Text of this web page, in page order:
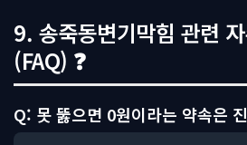
9. 송죽동변기막힘 관련
(FAQ) ❓
Q: 못 뚫으면 0원이라는 약속은